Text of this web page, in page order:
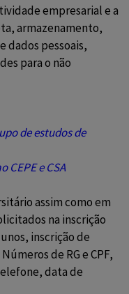
empresarial e a
armazenamento,
pessoais,
para o não
de estudos de
CEPE e CSA
assim como em
na inscrição
inscrição de
de RG e CPF,
data de